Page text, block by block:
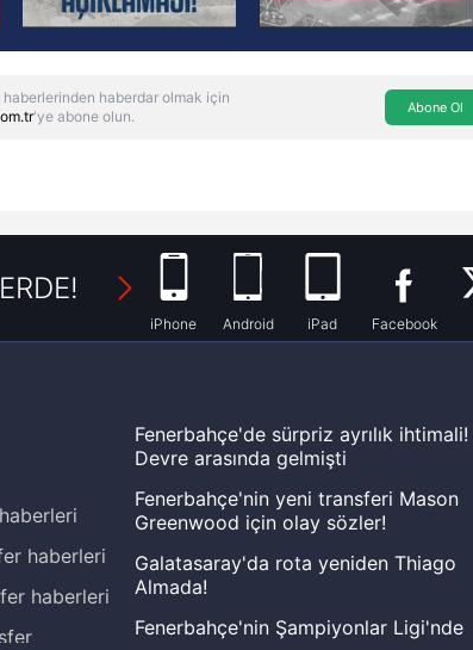
haberdar olmak için
'ye abone olun. Abone Ol
iPhone Android iPad Facebook
haberleri
haberleri
Fenerbahçe'de sürpriz ayrılık ihtimali!
Devre arasında gelmişti
Fenerbahçe'nin yeni transferi Mason
Greenwood için olay sözler!
Galatasaray'da rota yeniden Thiago
Almada!
Fenerbahçe'nin Şampiyonlar Ligi'nde